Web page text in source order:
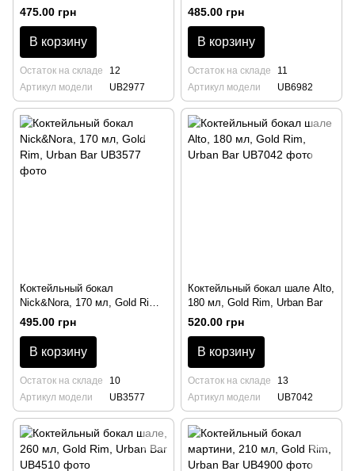
475.00 грн
В корзину
Остаток на складе
12
Артикул модели
UB2977
Bar
485.00 грн
В корзину
Остаток на складе
11
Артикул модели
UB6982
Коктейльный бокал
Nick&Nora, 170 мл, Gold Rim,
Urban Bar
495.00 грн
В корзину
Остаток на складе
10
Артикул модели
UB3577
Коктейльный бокал шале Alto,
180 мл, Gold Rim, Urban Bar
520.00 грн
В корзину
Остаток на складе
13
Артикул модели
UB7042